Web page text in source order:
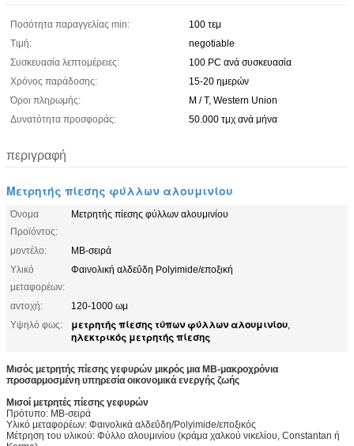
Ποσότητα παραγγελίας min:
100 τεμ
Τιμή:
negotiable
Συσκευασία λεπτομέρειες:
100 PC ανά συσκευασία
Χρόνος παράδοσης:
15-20 ημερών
Όροι πληρωμής:
Μ / Τ, Western Union
Δυνατότητα προσφοράς:
50.000 τμχ ανά μήνα
περιγραφή
Μετρητής πίεσης φύλλων αλουμινίου
Όνομα
Προϊόντος:
Μετρητής πίεσης φύλλων αλουμινίου
μοντέλο:
ΜΒ-σειρά
Υλικό
μεταφορέων:
Φαινολική αλδεΰδη Polyimide/εποξική
αντοχή:
120-1000 ωμ
Υψηλό φως:
μετρητής πίεσης τύπων φύλλων αλουμινίου,
ηλεκτρικός μετρητής πίεσης
Μισός μετρητής πίεσης γεφυρών μικρός μια ΜΒ-μακροχρόνια
προσαρμοσμένη υπηρεσία οικονομικά ενεργής ζωής
Μισοί μετρητές πίεσης γεφυρών
Πρότυπο: ΜΒ-σειρά
Υλικό μεταφορέων: Φαινολικά αλδεΰδη/Polyimide/εποξικός
Μέτρηση του υλικού: Φύλλο αλουμινίου (κράμα χαλκού νικελίου, Constantan ή